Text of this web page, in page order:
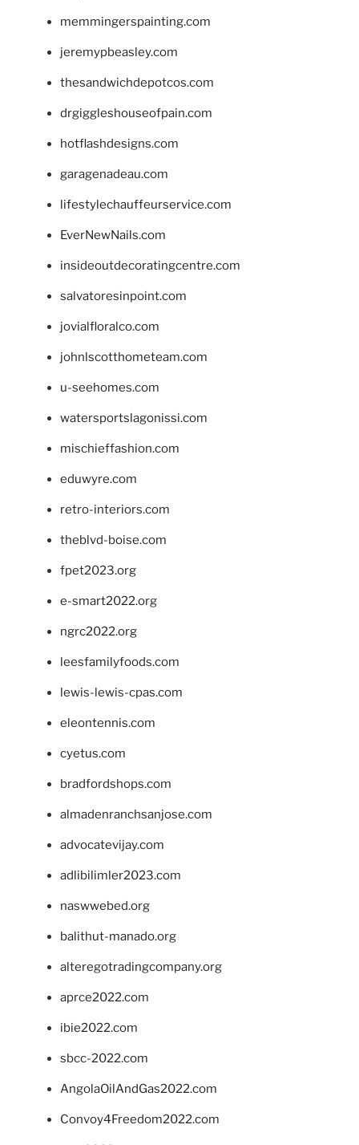
memmingerspainting.com
jeremypbeasley.com
thesandwichdepotcos.com
drgiggleshouseofpain.com
hotflashdesigns.com
garagenadeau.com
lifestylechauffeurservice.com
EverNewNails.com
insideoutdecoratingcentre.com
salvatoresinpoint.com
jovialfloralco.com
johnlscotthometeam.com
u-seehomes.com
watersportslagonissi.com
mischieffashion.com
eduwyre.com
retro-interiors.com
theblvd-boise.com
fpet2023.org
e-smart2022.org
ngrc2022.org
leesfamilyfoods.com
lewis-lewis-cpas.com
eleontennis.com
cyetus.com
bradfordshops.com
almadenranchsanjose.com
advocatevijay.com
adlibilimler2023.com
naswwebed.org
balithut-manado.org
alteregotradingcompany.org
aprce2022.com
ibie2022.com
sbcc-2022.com
AngolaOilAndGas2022.com
Convoy4Freedom2022.com